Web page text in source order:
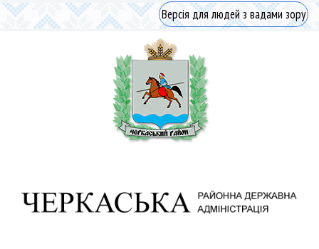
Версія для людей з вадами зору